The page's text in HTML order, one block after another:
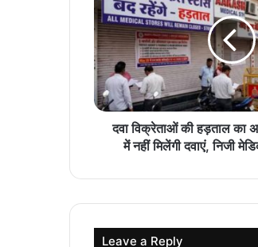
दवा विक्रेताओं की हड़ताल का
में नहीं मिलेंगी दवाएं, निजी
Leave a Reply